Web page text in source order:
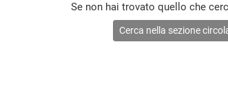
Se non hai trovato quello che
Cerca nella sezione